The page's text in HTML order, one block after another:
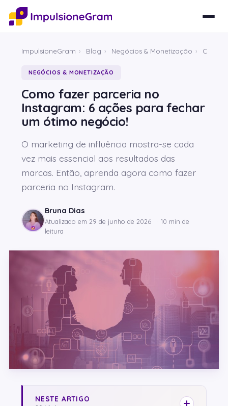
ImpulsioneGram › Blog › Negócios & Monetização › Como
NEGÓCIOS & MONETIZAÇÃO
Como fazer parceria no
Instagram: 6 ações para fechar
um ótimo negócio!
O marketing de influência mostra-se cada
vez mais essencial aos resultados das
marcas. Então, aprenda agora como fazer
parceria no Instagram.
Bruna Dias
Atualizado em 29 de junho de 2026 · 10 min de
leitura
NESTE ARTIGO